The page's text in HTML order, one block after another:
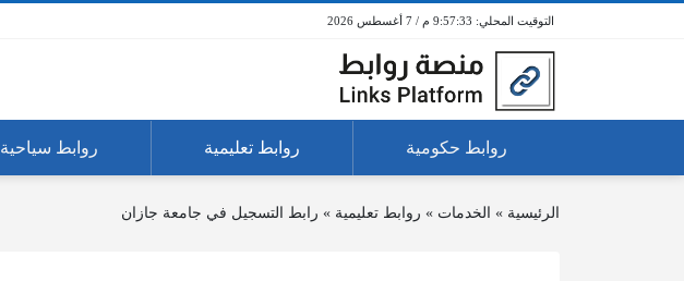
9:57:33 م / 7 أغسطس 2026
روابط حكومية روابط تعليمية روابط سياحية
الرئيسية » الخدمات » روابط تعليمية » رابط التسجيل في جامعة جازان